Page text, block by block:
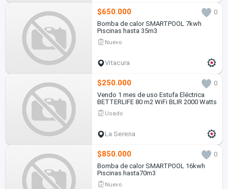
$650.000
0
Bomba de calor SMARTPOOL 7kwh
Piscinas hasta 35m3
Nuevo
Vitacura
$250.000
0
Vendo 1 mes de uso Estufa Eléctrica
BETTERLIFE 80 m2 WiFi BLIR 2000 Watts
Usado
La Serena
$850.000
0
Bomba de calor SMARTPOOL 16kwh
Piscinas hasta70m3
Nuevo